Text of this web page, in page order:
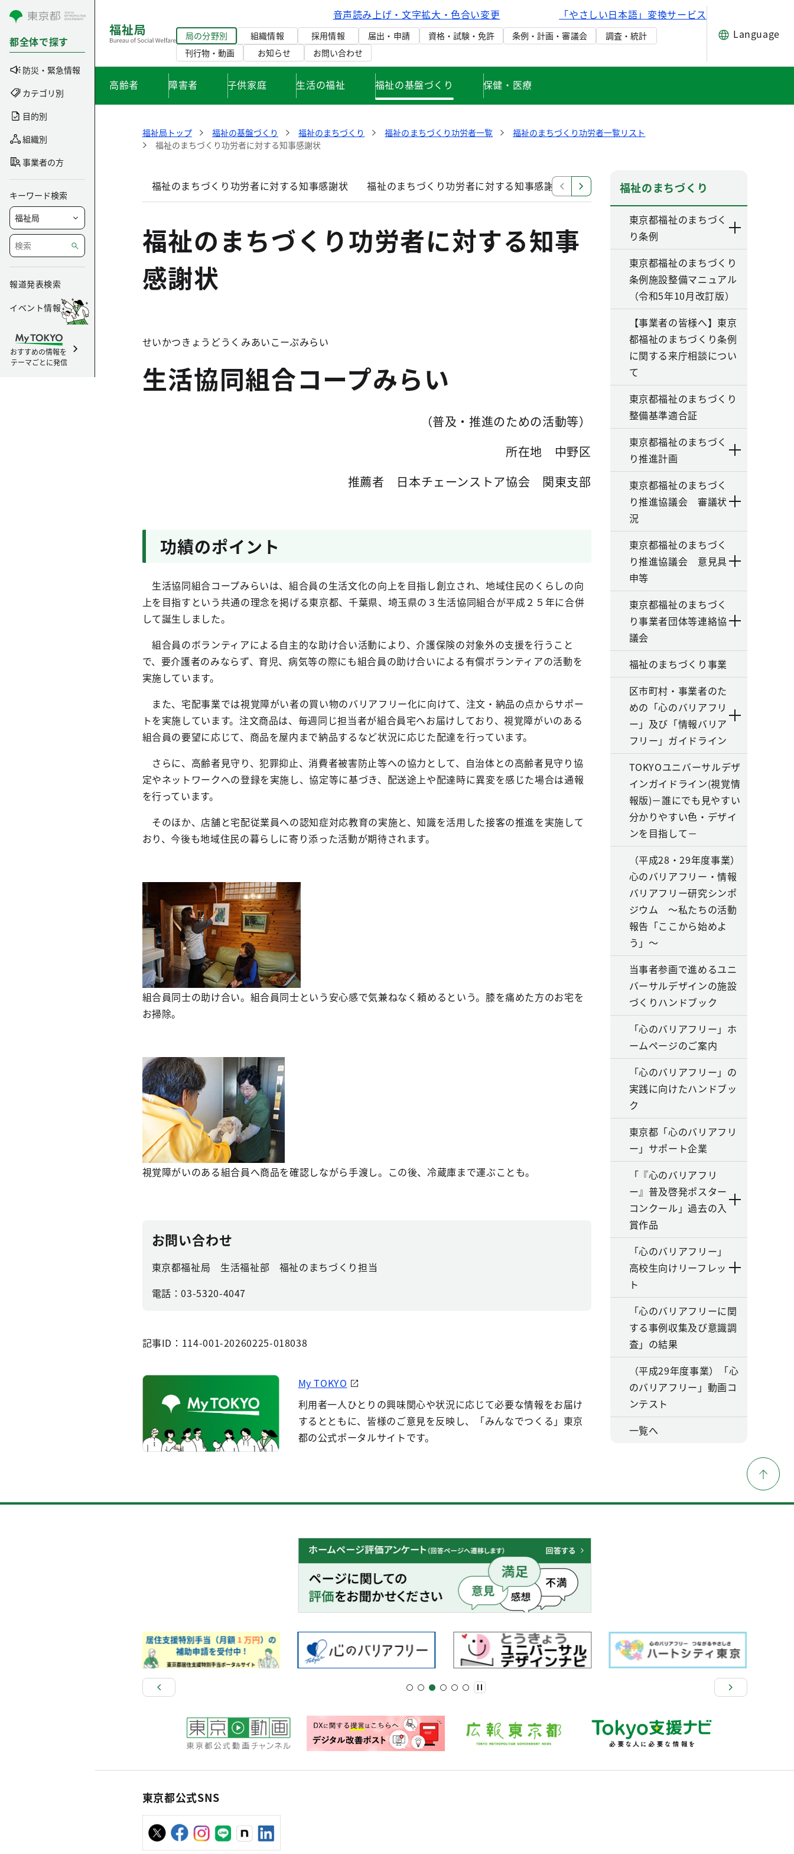
コンテンツにスキップ
都全体で探す
防災・緊急情報
カテゴリ別
目的別
組織別
事業者の方
キーワード検索
報道発表検索
イベント情報
おすすめの情報を
テーマごとに発信
音声読み上げ・文字拡大・色合い変更 「やさしい日本語」変換サービス
局の分野別 組織情報 採用情報 届出・申請 資格・試験・免許 条例・計画・審議会
調査・統計
刊行物・動画
お知らせ お問い合わせ
Language
高齢者 障害者 子供家庭 生活の福祉 福祉の基盤づくり 保健・医療
福祉局トップ 福祉の基盤づくり 福祉のまちづくり 福祉のまちづくり功労者一覧
福祉のまちづくり功労者一覧リスト
福祉のまちづくり功労者に対する知事感謝状
福祉のまちづくり功労者に対する知事感謝状 福祉のまちづくり功労者に対する知事感謝状 福祉のまちづくり功労者に対する知事感謝状
福祉のまちづくり功労者に対する知事
感謝状
せいかつきょうどうくみあいこーぷみらい
生活協同組合コープみらい
（普及・推進のための活動等）
所在地 中野区
推薦者 日本チェーンストア協会 関東支部
功績のポイント
生活協同組合コープみらいは、組合員の生活文化の向上を目指し創立され、地域住民のくらしの向
上を目指すという共通の理念を掲げる東京都、千葉県、埼玉県の３生活協同組合が平成２５年に合併
して誕生しました。
組合員のボランティアによる自主的な助け合い活動により、介護保険の対象外の支援を行うこと
で、要介護者のみならず、育児、病気等の際にも組合員の助け合いによる有償ボランティアの活動を
実施しています。
また、宅配事業では視覚障がい者の買い物のバリアフリー化に向けて、注文・納品の点からサポー
トを実施しています。注文商品は、毎週同じ担当者が組合員宅へお届けしており、視覚障がいのある
組合員の要望に応じて、商品を屋内まで納品するなど状況に応じた配達を行っています。
さらに、高齢者見守り、犯罪抑止、消費者被害防止等への協力として、自治体との高齢者見守り協
定やネットワークへの登録を実施し、協定等に基づき、配送途上や配達時に異変を感じた場合は通報
を行っています。
そのほか、店舗と宅配従業員への認知症対応教育の実施と、知識を活用した接客の推進を実施して
おり、今後も地域住民の暮らしに寄り添った活動が期待されます。
組合員同士の助け合い。組合員同士という安心感で気兼ねなく頼めるという。膝を痛めた方のお宅を
お掃除。
視覚障がいのある組合員へ商品を確認しながら手渡し。この後、冷蔵庫まで運ぶことも。
お問い合わせ
東京都福祉局 生活福祉部 福祉のまちづくり担当
電話：03-5320-4047
記事ID：114-001-20260225-018038
My TOKYO
利用者一人ひとりの興味関心や状況に応じて必要な情報をお届け
するとともに、皆様のご意見を反映し、「みんなでつくる」東京
都の公式ポータルサイトです。
福祉のまちづくり
東京都福祉のまちづく
り条例
東京都福祉のまちづくり
条例施設整備マニュアル
（令和5年10月改訂版）
【事業者の皆様へ】東京
都福祉のまちづくり条例
に関する来庁相談につい
て
東京都福祉のまちづくり
整備基準適合証
東京都福祉のまちづく
り推進計画
東京都福祉のまちづく
り推進協議会 審議状
況
東京都福祉のまちづく
り推進協議会 意見具
申等
東京都福祉のまちづく
り事業者団体等連絡協
議会
福祉のまちづくり事業
区市町村・事業者のた
めの「心のバリアフリ
ー」及び「情報バリア
フリー」ガイドライン
TOKYOユニバーサルデザ
インガイドライン(視覚情
報版)－誰にでも見やすい
分かりやすい色・デザイ
ンを目指して－
（平成28・29年度事業）
心のバリアフリー・情報
バリアフリー研究シンポ
ジウム ～私たちの活動
報告「ここから始めよ
う」～
当事者参画で進めるユニ
バーサルデザインの施設
づくりハンドブック
「心のバリアフリー」ホ
ームページのご案内
「心のバリアフリー」の
実践に向けたハンドブッ
ク
東京都「心のバリアフリ
ー」サポート企業
「『心のバリアフリ
ー』普及啓発ポスター
コンクール」過去の入
賞作品
「心のバリアフリー」
高校生向けリーフレッ
ト
「心のバリアフリーに関
する事例収集及び意識調
査」の結果
（平成29年度事業）「心
のバリアフリー」動画コ
ンテスト
一覧へ
東京都公式SNS